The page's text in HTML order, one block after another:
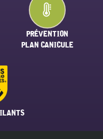
PRÉVENTION
PLAN CANICULE